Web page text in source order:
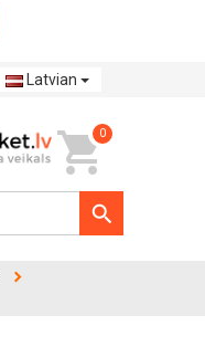
Latvian
0